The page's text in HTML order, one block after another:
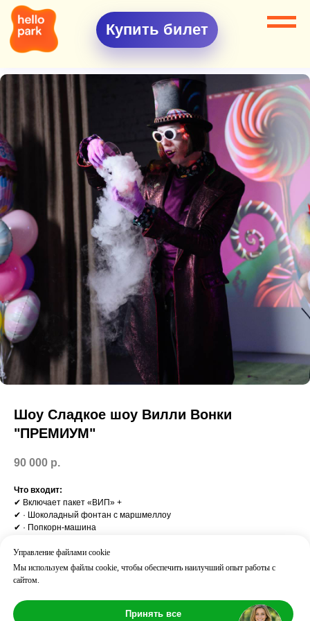
Купить билет
Все разделы
Шоу Сладкое шоу Вилли Вонки
"ПРЕМИУМ"
90 000 р.
Что входит:
✔ Включает пакет «ВИП» +
✔ · Шоколадный фонтан с маршмеллоу
✔ · Попкорн-машина
✔ · Дымные коктейли каждому
✔ · Спецэффекты: генератор мыльных пузырей, дым-машина
Длительность: ⏱ 60 мин
Количество детей: до 10
Управление файлами cookie
Мы используем файлы cookie, чтобы обеспечить наилучший опыт работы с
сайтом.
Принять все